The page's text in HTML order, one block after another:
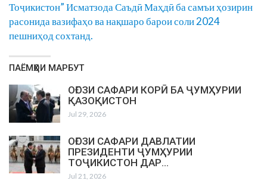
Тоҷикистон” Исматзода Саъдӣ Маҳдӣ ба самъи ҳозирин
расонида вазифаҳо ва нақшаро барои соли 2024
пешниҳод сохтанд.
ПАЁМҲОИ МАРБУТ
ОҒОЗИ САФАРИ КОРӢ БА ҶУМҲУРИИ
ҚАЗОҚИСТОН
Jul 29, 2026
ОҒОЗИ САФАРИ ДАВЛАТИИ
ПРЕЗИДЕНТИ ҶУМҲУРИИ
ТОҶИКИСТОН ДАР…
Jul 21, 2026